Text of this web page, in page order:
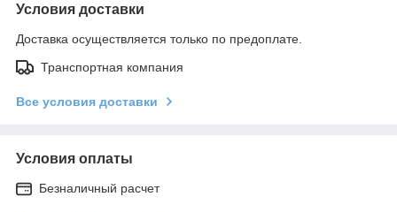
Условия доставки
Доставка осуществляется только по предоплате.
Транспортная компания
Все условия доставки
Условия оплаты
Безналичный расчет